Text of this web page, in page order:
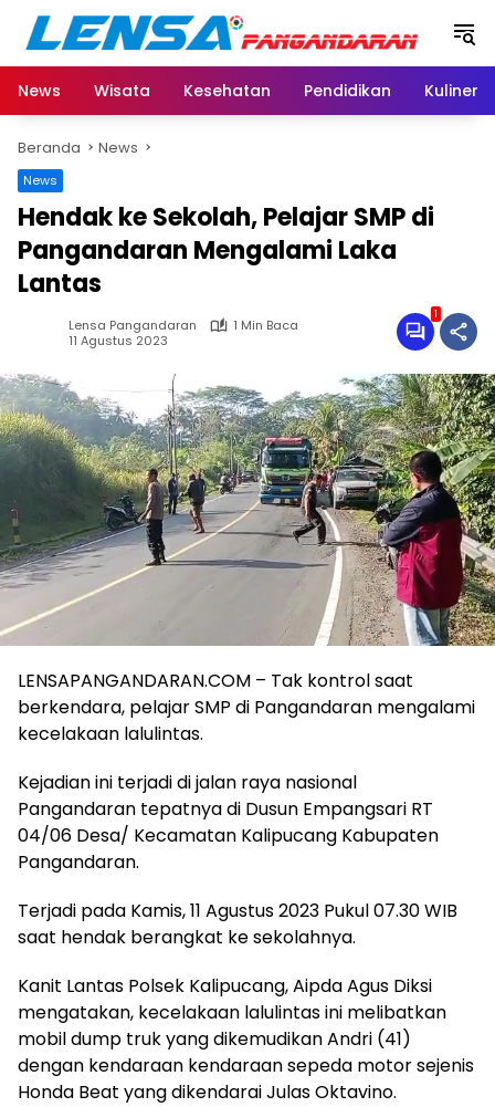
Langsung
konten
News
Wisata Kesehatan Pendidikan Kuliner
Beranda News
News
Hendak ke Sekolah, Pelajar SMP di
Pangandaran Mengalami Laka
Lantas
Lensa Pangandaran
1 Min Baca
11 Agustus 2023
1
LENSAPANGANDARAN.COM – Tak kontrol saat
berkendara, pelajar SMP di Pangandaran mengalami
kecelakaan lalulintas.
Kejadian ini terjadi di jalan raya nasional
Pangandaran tepatnya di Dusun Empangsari RT
04/06 Desa/ Kecamatan Kalipucang Kabupaten
Pangandaran.
Terjadi pada Kamis, 11 Agustus 2023 Pukul 07.30 WIB
saat hendak berangkat ke sekolahnya.
Kanit Lantas Polsek Kalipucang, Aipda Agus Diksi
mengatakan, kecelakaan lalulintas ini melibatkan
mobil dump truk yang dikemudikan Andri (41)
dengan kendaraan kendaraan sepeda motor sejenis
Honda Beat yang dikendarai Julas Oktavino.